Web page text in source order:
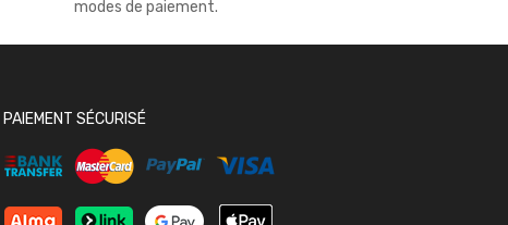
modes de paiement.
PAIEMENT SÉCURISÉ